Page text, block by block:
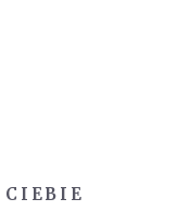
CIEBIE